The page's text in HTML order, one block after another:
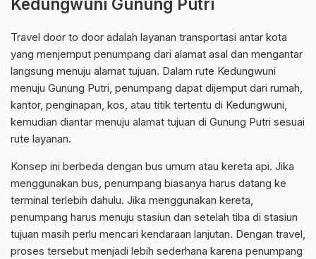
Kedungwuni Gunung Putri
Travel door to door adalah layanan transportasi antar kota
yang menjemput penumpang dari alamat asal dan mengantar
langsung menuju alamat tujuan. Dalam rute Kedungwuni
menuju Gunung Putri, penumpang dapat dijemput dari rumah,
kantor, penginapan, kos, atau titik tertentu di Kedungwuni,
kemudian diantar menuju alamat tujuan di Gunung Putri sesuai
rute layanan.
Konsep ini berbeda dengan bus umum atau kereta api. Jika
menggunakan bus, penumpang biasanya harus datang ke
terminal terlebih dahulu. Jika menggunakan kereta,
penumpang harus menuju stasiun dan setelah tiba di stasiun
tujuan masih perlu mencari kendaraan lanjutan. Dengan travel,
proses tersebut menjadi lebih sederhana karena penumpang